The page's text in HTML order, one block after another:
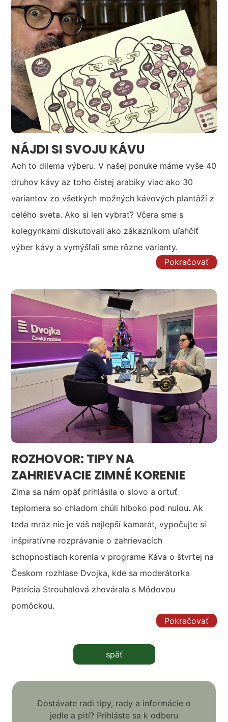
NÁJDI SI SVOJU KÁVU
Ach to dilema výberu. V našej ponuke máme vyše 40
druhov kávy az toho čistej arabiky viac ako 30
variantov zo všetkých možných kávových plantáží z
celého sveta. Ako si len vybrať? Včera sme s
kolegynkami diskutovali ako zákazníkom uľahčiť
výber kávy a vymýšľali sme rôzne varianty.
Pokračovať
ROZHOVOR: TIPY NA
ZAHRIEVACIE ZIMNÉ KORENIE
Zima sa nám opäť prihlásila o slovo a ortuť
teplomera so chladom chúli hlboko pod nulou. Ak
teda mráz nie je váš najlepší kamarát, vypočujte si
inšpiratívne rozprávanie o zahrievacích
schopnostiach korenia v programe Káva o štvrtej na
Českom rozhlase Dvojka, kde sa moderátorka
Patrícia Strouhalová zhovárala s Módovou
pomôckou.
Pokračovať
späť
Dostávate radi tipy, rady a informácie o
jedle a pití? Prihláste sa k odberu